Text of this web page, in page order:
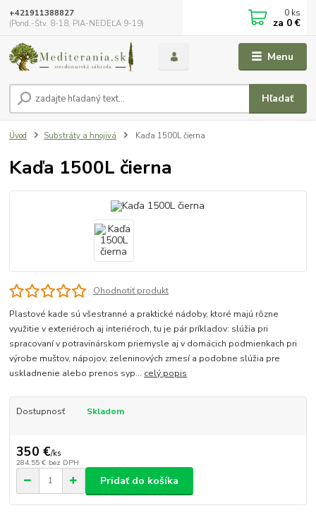
Menu
Hľadať
+421911388827
(Pond.-Štv. 8-18, PIA-NEDEĽA 9-19)
0 ks
za 0 €
Úvod Substráty a hnojivá Kaďa 1500L čierna
Kaďa 1500L čierna
Ohodnotiť produkt
Plastové kade sú všestranné a praktické nádoby, ktoré majú rôzne
využitie v exteriéroch aj interiéroch, tu je pár príkladov: slúžia pri
spracovaní v potravinárskom priemysle aj v domácich podmienkach pri
výrobe muštov, nápojov, zeleninových zmesí a podobne slúžia pre
uskladnenie alebo prenos syp... celý popis
Dostupnosť Skladom
350 €/ks
284,55 € bez DPH
Pridať do košíka